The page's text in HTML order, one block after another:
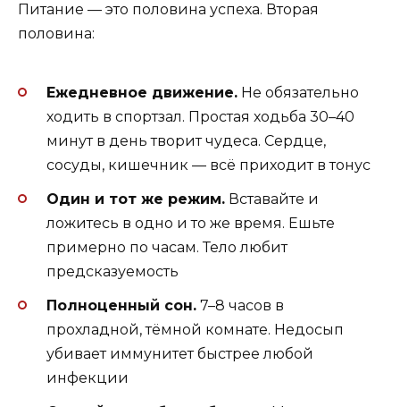
Питание — это половина успеха. Вторая
половина:
Ежедневное движение. Не обязательно
ходить в спортзал. Простая ходьба 30–40
минут в день творит чудеса. Сердце,
сосуды, кишечник — всё приходит в тонус
Один и тот же режим. Вставайте и
ложитесь в одно и то же время. Ешьте
примерно по часам. Тело любит
предсказуемость
Полноценный сон. 7–8 часов в
прохладной, тёмной комнате. Недосып
убивает иммунитет быстрее любой
инфекции